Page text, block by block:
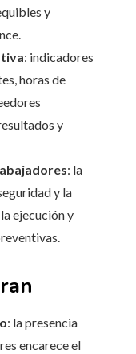
y
: indicadores
horas de
y
: la
y la
ejecución y
: la presencia
encarece el